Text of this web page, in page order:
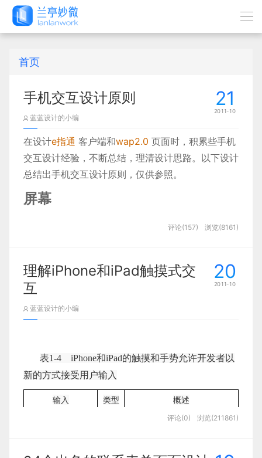
首页
21
2011-10
手机交互设计原则
蓝蓝设计的小编
在设计e指通 客户端和wap2.0 页面时，积累些手机
交互设计经验，不断总结，理清设计思路。以下设计
总结出手机交互设计原则，仅供参照。
屏幕
手机屏幕尺寸分为物理尺寸和显示分辨率。
显示分辨率指的是屏幕图像的精密度，是指屏幕所
能显示的像素的多少。
寸，显示分辨率为480*640像素。两款手机显示精
度不同，同样100*100像素大小的图片在这两款手机
上看到的效果也不同，同样大小的图片在HTC
T7278看起来要比NOKIA N78小的多。
评论(157) 浏览(8161)
20
2011-10
理解iPhone和iPad触摸式交
互
蓝蓝设计的小编
表1-4 iPhone和iPad的触摸和手势允许开发者以
新的方式接受用户输入
输入 类型 概述
触摸并按住不动。在可单
评论(0) 浏览(211861)